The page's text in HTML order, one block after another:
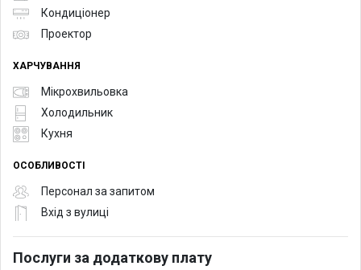
Кондиціонер
Проектор
ХАРЧУВАННЯ
Мікрохвильовка
Холодильник
Кухня
ОСОБЛИВОСТІ
Персонал за запитом
Вхід з вулиці
Послуги за додаткову плату